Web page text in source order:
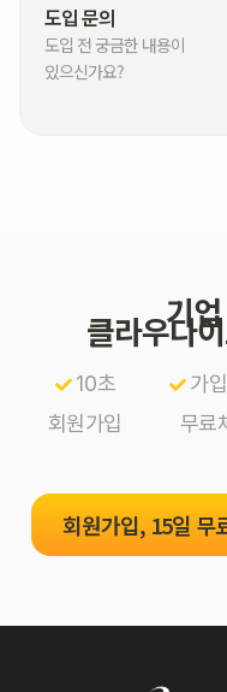
도입 문의
도입 전 궁금한 내용이
있으신가요?
기
클라우다
10초
회원가입
가
무료
회원가입, 15일 무